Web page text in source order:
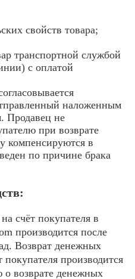
свойств товара;
транспортной службой
с оплатой
наложенным
Продавец не
при возврате
компенсируются в
по причине брака
счёт покупателя в
производится после
Возврат денежных
покупателя производится
возврате денежных